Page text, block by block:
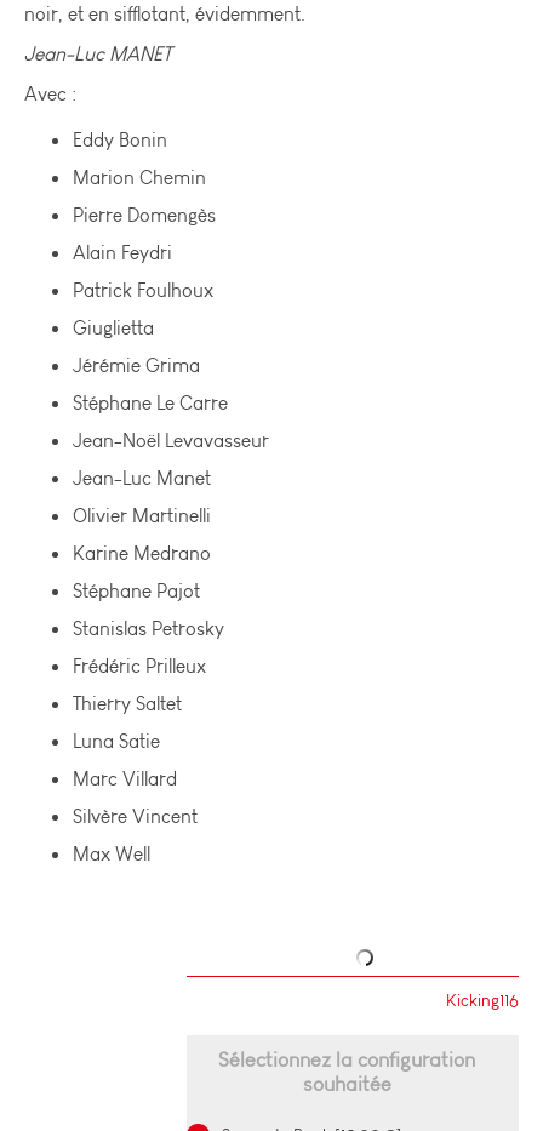
noir, et en sifflotant, évidemment.
Jean-Luc MANET
Avec :
Eddy Bonin
Marion Chemin
Pierre Domengès
Alain Feydri
Patrick Foulhoux
Giuglietta
Jérémie Grima
Stéphane Le Carre
Jean-Noël Levavasseur
Jean-Luc Manet
Olivier Martinelli
Karine Medrano
Stéphane Pajot
Stanislas Petrosky
Frédéric Prilleux
Thierry Saltet
Luna Satie
Marc Villard
Silvère Vincent
Max Well
Kicking116
Sélectionnez la configuration
souhaitée